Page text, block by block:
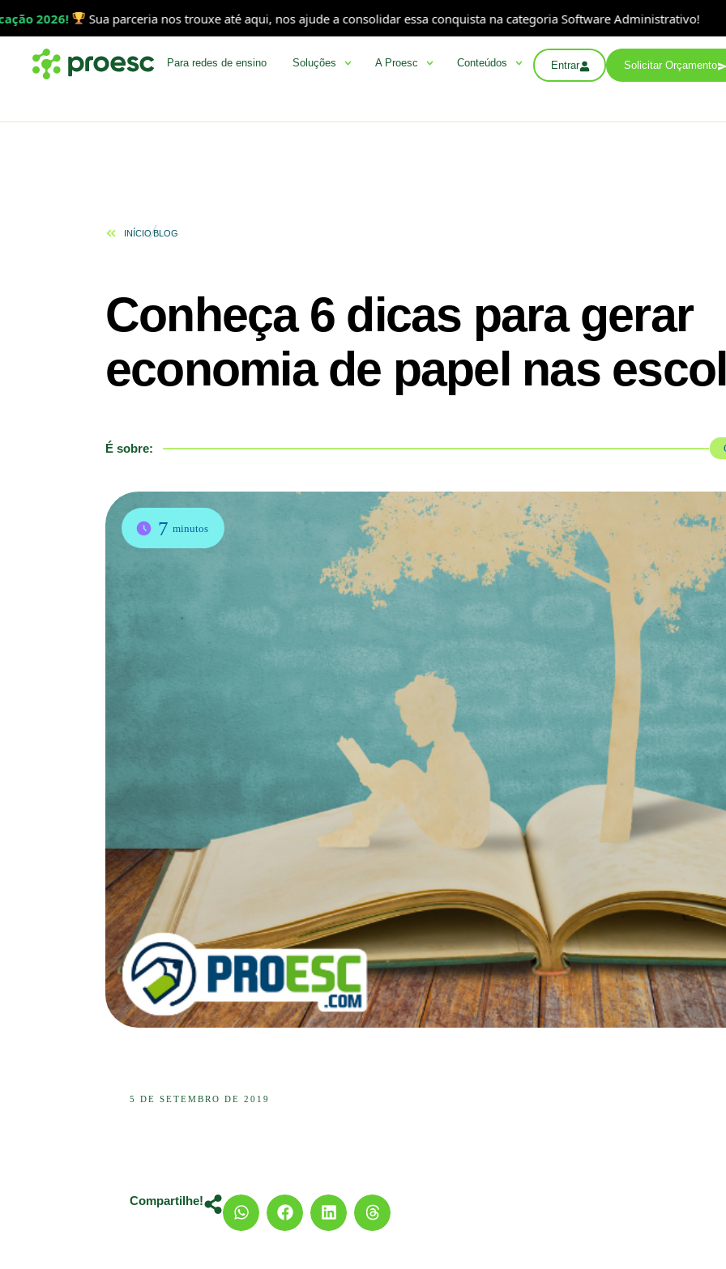
Sua parceria nos trouxe até aqui, nos ajude a consolidar essa conquista na categoria Software Administrativo! A
Para redes de ensino Soluções A Proesc Conteúdos Entrar Solicitar Orçamento
INÍCIOBLOG
Conheça 6 dicas para gerar
economia de papel nas
É sobre:
7 minutos
5 DE SETEMBRO DE 2019
Compartilhe!